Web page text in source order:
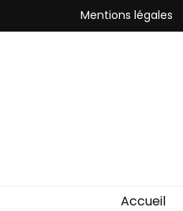
Mentions légales
Accueil